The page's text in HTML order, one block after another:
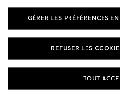
T&Co.
GÉRER LES PRÉFÉRENCES
REFUSER LES
TOUT